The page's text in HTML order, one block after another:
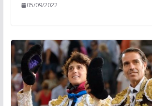
05/09/2022